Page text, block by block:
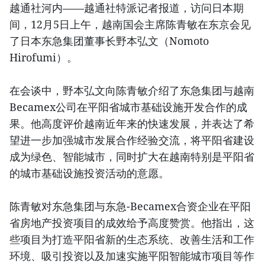
越通社河内——越通社特派记者报道，访问日本期
间，12月5日上午，越南国会主席陈青敏在东京会见
了日本东急集团董事长野本弘文（Nomoto
Hirofumi）。
在会谈中，野本弘文向陈青敏介绍了东急集团与越南
Becamex公司在平阳省城市基础设施开发合作的成
果。他高度评价越南近年来的快速发展，并表达了希
望进一步加强城市发展合作经验交流，将平阳省建设
成为绿色、智能城市，同时扩大在越南特别是平阳省
的城市基础设施投资活动的意愿。
陈青敏对东急集团与东急-Becamex合资企业在平阳
省房地产投资项目的成效给予高度赞赏。他指出，这
些项目为打造平阳省新的生态系统、改善生活和工作
环境、吸引投资以及加速实施平阳智能城市项目等作